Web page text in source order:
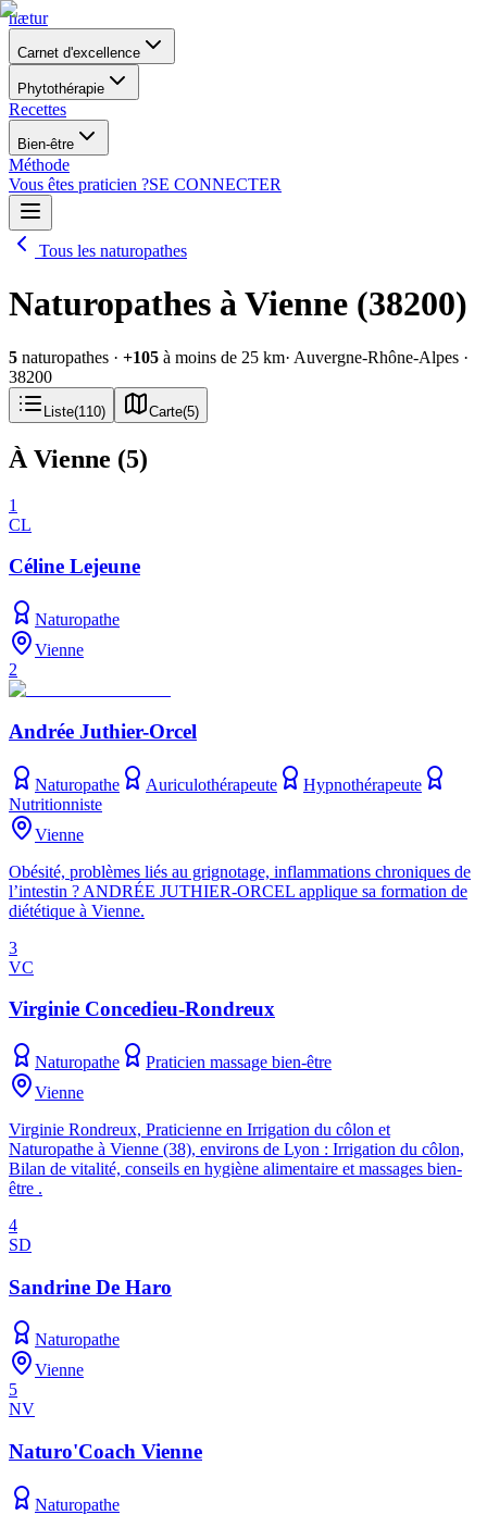
nætur
Carnet d'excellence
Phytothérapie
Recettes
Bien-être
Méthode
Vous êtes praticien ?SE CONNECTER
Tous les naturopathes
Naturopathes à Vienne (38200)
5 naturopathes · +105 à moins de 25 km· Auvergne-Rhône-Alpes ·
38200
Liste(110) Carte(5)
À Vienne (5)
1
CL
Céline Lejeune
Naturopathe
Vienne
2
Andrée Juthier-Orcel
Naturopathe Auriculothérapeute
Hypnothérapeute
Nutritionniste
Vienne
Obésité, problèmes liés au grignotage, inflammations chroniques de
l’intestin ? ANDRÉE JUTHIER-ORCEL applique sa formation de
diététique à Vienne.
3
VC
Virginie Concedieu-Rondreux
Naturopathe
Praticien massage bien-être
Vienne
Virginie Rondreux, Praticienne en Irrigation du côlon et
Naturopathe à Vienne (38), environs de Lyon : Irrigation du côlon,
Bilan de vitalité, conseils en hygiène alimentaire et massages bien-
être .
4
SD
Sandrine De Haro
Naturopathe
Vienne
5
NV
Naturo'Coach Vienne
Naturopathe